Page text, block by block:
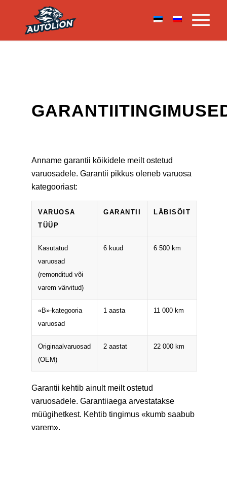
Anname garantii kõikidele meilt ostetud
varuosadele. Garantii pikkus oleneb varuosa
kategooriast:
VARUOSA
TÜÜP
GARANTII LÄBISÕIT
Kasutatud
varuosad
(remonditud või
varem värvitud)
6 kuud 6 500 km
«B»-kategooria
varuosad
1 aasta 11 000 km
Originaalvaruosad
(OEM)
2 aastat 22 000 km
Garantii kehtib ainult meilt ostetud
varuosadele. Garantiiaega arvestatakse
müügihetkest. Kehtib tingimus «kumb saabub
varem».